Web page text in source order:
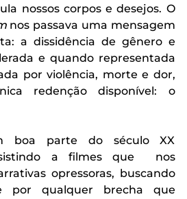
nossos corpos e desejos. O
nos passava uma mensagem
a dissidência de gênero e
e quando representada
por violência, morte e dor,
redenção disponível: o
boa parte do século XX
a filmes que  nos
opressoras, buscando
por qualquer brecha que